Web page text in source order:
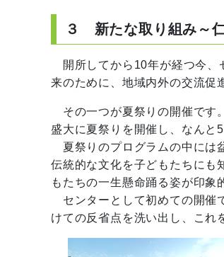
３ 新たな取り組み～
開所してから10年が経つ今、
来のために、地域内外の交流促
その一つが夏祭りの開催です
盛大に夏祭りを開催し、なんと
夏祭りのプログラムの中には
伝統的な文化を子どもたちにも
もたちの一生懸命踊る姿が印象
センターとして初めての開催
けての反省点を洗い出し、これ